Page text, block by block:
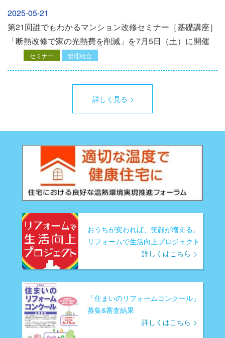
2025-05-21
第21回誰でもわかるマンション改修セミナー［基礎講座］
「断熱改修で家の光熱費を削減」を7月5日（土）に開催
セミナー 管理組合
詳しく見る
おうちが変われば、笑顔が増える。
リフォームで生活向上プロジェクト
詳しくはこちら
「住まいのリフォームコンクール」
募集&審査結果
詳しくはこちら